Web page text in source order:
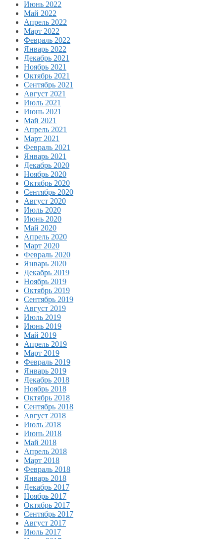
Июнь 2022
Май 2022
Апрель 2022
Март 2022
Февраль 2022
Январь 2022
Декабрь 2021
Ноябрь 2021
Октябрь 2021
Сентябрь 2021
Август 2021
Июль 2021
Июнь 2021
Май 2021
Апрель 2021
Март 2021
Февраль 2021
Январь 2021
Декабрь 2020
Ноябрь 2020
Октябрь 2020
Сентябрь 2020
Август 2020
Июль 2020
Июнь 2020
Май 2020
Апрель 2020
Март 2020
Февраль 2020
Январь 2020
Декабрь 2019
Ноябрь 2019
Октябрь 2019
Сентябрь 2019
Август 2019
Июль 2019
Июнь 2019
Май 2019
Апрель 2019
Март 2019
Февраль 2019
Январь 2019
Декабрь 2018
Ноябрь 2018
Октябрь 2018
Сентябрь 2018
Август 2018
Июль 2018
Июнь 2018
Май 2018
Апрель 2018
Март 2018
Февраль 2018
Январь 2018
Декабрь 2017
Ноябрь 2017
Октябрь 2017
Сентябрь 2017
Август 2017
Июль 2017